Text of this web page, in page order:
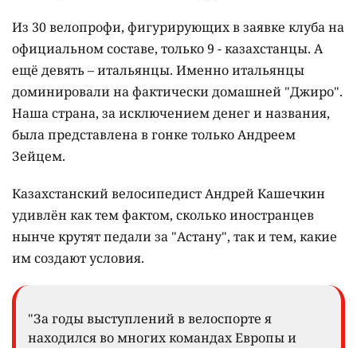
Из 30 велопрофи, фигурирующих в заявке клуба на
официальном составе, только 9 - казахстанцы. А
ещё девять – итальянцы. Именно итальянцы
доминировали на фактически домашней "Джиро".
Наша страна, за исключением денег и названия,
была представлена в гонке только Андреем
Зейцем.
Казахстанский велосипедист Андрей Кашечкин
удивлён как тем фактом, сколько иностранцев
нынче крутят педали за "Астану", так и тем, какие
им создают условия.
"За годы выступлений в велоспорте я
находился во многих командах Европы и